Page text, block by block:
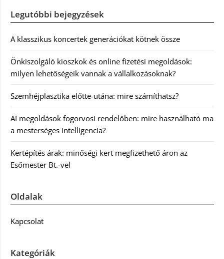
Legutóbbi bejegyzések
A klasszikus koncertek generációkat kötnek össze
Önkiszolgáló kioszkok és online fizetési megoldások:
milyen lehetőségeik vannak a vállalkozásoknak?
Szemhéjplasztika előtte-utána: mire számíthatsz?
AI megoldások fogorvosi rendelőben: mire használható ma
a mesterséges intelligencia?
Kertépítés árak: minőségi kert megfizethető áron az
Esőmester Bt.-vel
Oldalak
Kapcsolat
Kategóriák